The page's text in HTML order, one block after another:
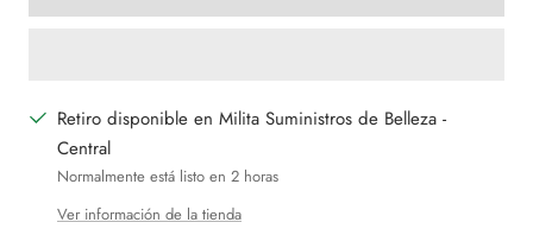
Retiro disponible en Milita Suministros de Belleza -
Central
Normalmente está listo en 2 horas
Ver información de la tienda